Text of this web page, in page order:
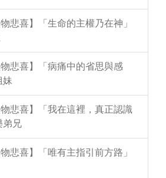
悲喜】「生命的主權乃在神」
悲喜】「病痛中的省思與感
妹
悲喜】「我在這裡，真正認識
弟兄
悲喜】「唯有主指引前方路」